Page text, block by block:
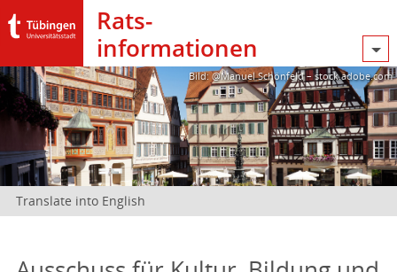
Rats­
informationen
Bild: @Manuel Schönfeld – stock.adobe.com
Translate into English